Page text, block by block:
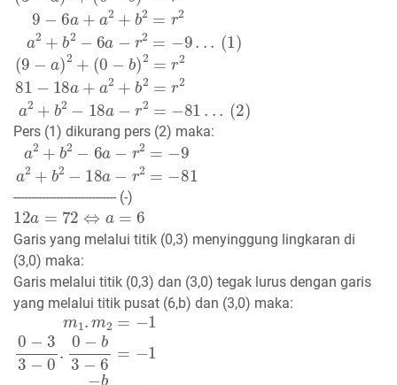
(3 )2+
(0 )2 2 9−6 +a2 b 2
(1
(9 )2+
(0 )2 2 81− 18a+ 2 +
(2
Pers (1) dikurang pers (2) maka:
2+ b2−6a −r2 =−9a2+b2
----------------------------- (-)
12 72⇔
Garis yang melalui titik (0,3) menyinggung lingkaran di
(3,0) maka:
Garis melalui titik (0,3) dan (3,0) tegak lurus dengan garis
yang melalui titik pusat (6,b) dan (3,0) maka:
m1.m2 =−10− 33 −0.